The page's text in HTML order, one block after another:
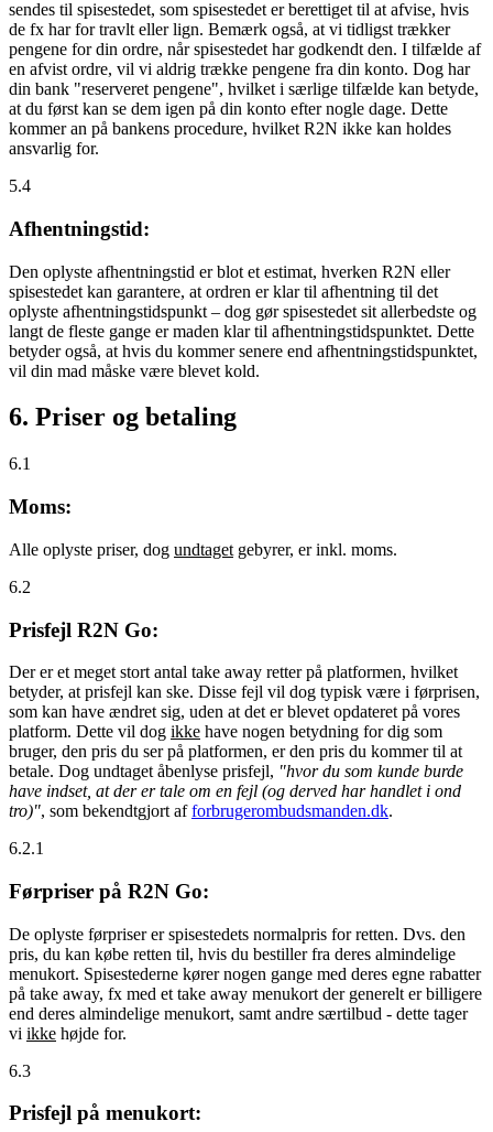
sendes til spisestedet, som spisestedet er berettiget til at afvise, hvis
de fx har for travlt eller lign. Bemærk også, at vi tidligst trækker
pengene for din ordre, når spisestedet har godkendt den. I tilfælde af
en afvist ordre, vil vi aldrig trække pengene fra din konto. Dog har
din bank "reserveret pengene", hvilket i særlige tilfælde kan betyde,
at du først kan se dem igen på din konto efter nogle dage. Dette
kommer an på bankens procedure, hvilket R2N ikke kan holdes
ansvarlig for.
5.4
Afhentningstid:
Den oplyste afhentningstid er blot et estimat, hverken R2N eller
spisestedet kan garantere, at ordren er klar til afhentning til det
oplyste afhentningstidspunkt – dog gør spisestedet sit allerbedste og
langt de fleste gange er maden klar til afhentningstidspunktet. Dette
betyder også, at hvis du kommer senere end afhentningstidspunktet,
vil din mad måske være blevet kold.
6. Priser og betaling
6.1
Moms:
Alle oplyste priser, dog undtaget gebyrer, er inkl. moms.
6.2
Prisfejl R2N Go:
Der er et meget stort antal take away retter på platformen, hvilket
betyder, at prisfejl kan ske. Disse fejl vil dog typisk være i førprisen,
som kan have ændret sig, uden at det er blevet opdateret på vores
platform. Dette vil dog ikke have nogen betydning for dig som
bruger, den pris du ser på platformen, er den pris du kommer til at
betale. Dog undtaget åbenlyse prisfejl, "hvor du som kunde burde
have indset, at der er tale om en fejl (og derved har handlet i ond
tro)", som bekendtgjort afforbrugerombudsmanden.dk.
6.2.1
Førpriser på R2N Go:
De oplyste førpriser er spisestedets normalpris for retten. Dvs. den
pris, du kan købe retten til, hvis du bestiller fra deres almindelige
menukort. Spisestederne kører nogen gange med deres egne rabatter
på take away, fx med et take away menukort der generelt er billigere
end deres almindelige menukort, samt andre særtilbud - dette tager
vi ikke højde for.
6.3
Prisfejl på menukort: